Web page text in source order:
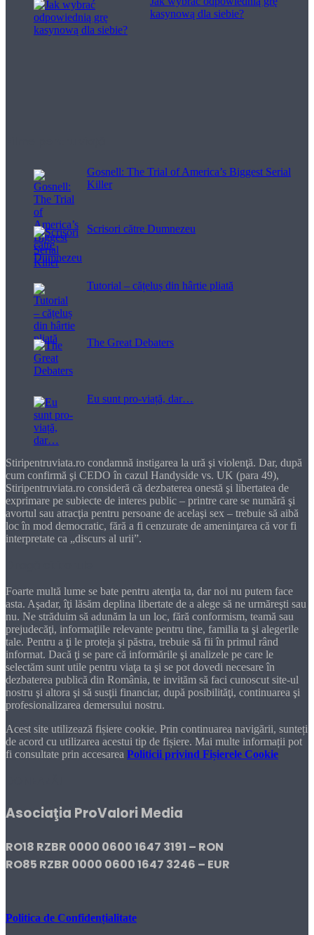
kasynową dla siebie?
Gosnell: The Trial of America’s Biggest Serial
Killer
Scrisori către Dumnezeu
Tutorial – cățeluș din hârtie pliată
The Great Debaters
Eu sunt pro-viață, dar…
Stiripentruviata.ro condamnă instigarea la ură şi violenţă. Dar, după
cum confirmă şi CEDO în cazul Handyside vs. UK (para 49),
Stiripentruviata.ro consideră că dezbaterea onestă şi libertatea de
exprimare pe subiecte de interes public – printre care se numără şi
avortul sau atracţia pentru persoane de acelaşi sex – trebuie să aibă
loc în mod democratic, fără a fi cenzurate de ameninţarea că vor fi
interpretate ca „discurs al urii”.
Foarte multă lume se bate pentru atenţia ta, dar noi nu putem face
asta. Aşadar, îţi lăsăm deplina libertate de a alege să ne urmăreşti sau
nu. Ne străduim să adunăm la un loc, fără conformism, teamă sau
prejudecăţi, informaţiile relevante pentru tine, familia ta şi alegerile
tale. Pentru a ţi le proteja şi păstra, trebuie să fii în primul rând
informat. Dacă ţi se pare că informările şi analizele pe care le
selectăm sunt utile pentru viaţa ta şi se pot dovedi necesare în
dezbaterea publică din România, te invităm să faci cunoscut site-ul
nostru şi altora şi să susţii financiar, după posibilităţi, continuarea şi
profesionalizarea demersului nostru.
Acest site utilizează fișiere cookie. Prin continuarea navigării, sunteți
de acord cu utilizarea acestui tip de fișiere. Mai multe informații pot
fi consultate prin accesarea Politicii privind Fișierele Cookie
Asociaţia ProValori Media
RO18 RZBR 0000 0600 1647 3191 – RON
RO85 RZBR 0000 0600 1647 3246 – EUR
Politica de Confidențialitate